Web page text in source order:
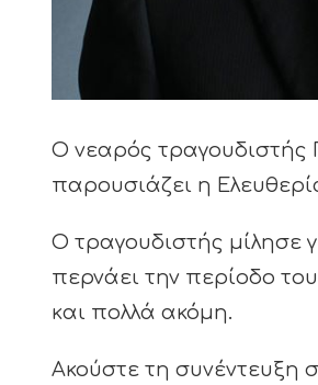
Ο νεαρός τραγουδιστής
παρουσιάζει η
Ο τραγουδιστής μίλησε
περνάει την περίοδο
και πολλά ακόμη.
Ακούστε τη συνέντευξη